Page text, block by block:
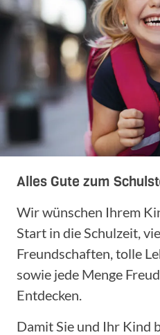
Alles Gute zum
Wir wünschen Ihrem
Start in die Schulzeit,
Freundschaften, tolle
sowie jede Menge
Entdecken.
Damit Sie und Ihr Kind